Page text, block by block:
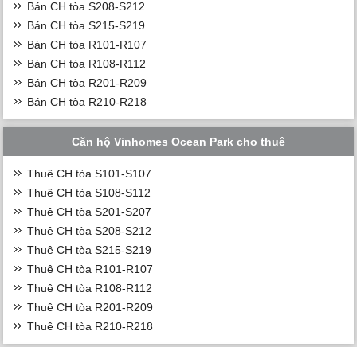
Bán CH tòa S208-S212
Bán CH tòa S215-S219
Bán CH tòa R101-R107
Bán CH tòa R108-R112
Bán CH tòa R201-R209
Bán CH tòa R210-R218
Căn hộ Vinhomes Ocean Park cho thuê
Thuê CH tòa S101-S107
Thuê CH tòa S108-S112
Thuê CH tòa S201-S207
Thuê CH tòa S208-S212
Thuê CH tòa S215-S219
Thuê CH tòa R101-R107
Thuê CH tòa R108-R112
Thuê CH tòa R201-R209
Thuê CH tòa R210-R218